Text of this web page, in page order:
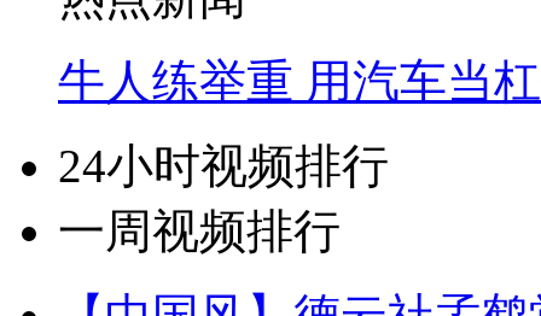
牛人练举重 用汽车当
24小时视频排行
一周视频排行